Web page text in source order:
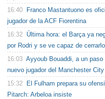
16:40
Franco Mastantuono es
jugador de la ACF Fiorentina
16:32 Última hora: el Barça ya
por Rodri y se ve capaz de cerrarlo
16:03 Ayyoub Bouaddi, a un
nuevo jugador del Manchester City
15:32
El Fulham prepara su
Pitarch: Arbeloa insiste